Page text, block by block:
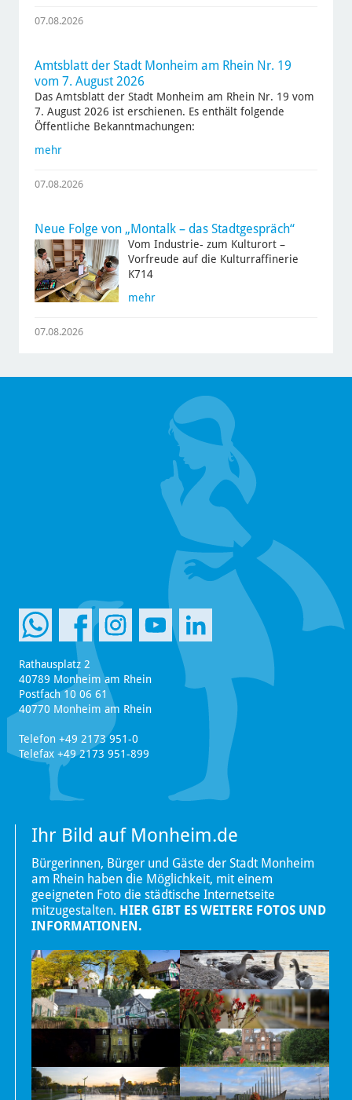
07.08.2026
Amtsblatt der Stadt Monheim am Rhein Nr. 19
vom 7. August 2026
Das Amtsblatt der Stadt Monheim am Rhein Nr. 19 vom
7. August 2026 ist erschienen. Es enthält folgende
Öffentliche Bekanntmachungen:
mehr
07.08.2026
Neue Folge von „Montalk – das Stadtgespräch“
Vom Industrie- zum Kulturort –
Vorfreude auf die Kulturraffinerie
K714
mehr
07.08.2026
Rathausplatz 2
40789 Monheim am Rhein
Postfach 10 06 61
40770 Monheim am Rhein
Telefon +49 2173 951-0
Telefax +49 2173 951-899
Ihr Bild auf Monheim.de
Bürgerinnen, Bürger und Gäste der Stadt Monheim
am Rhein haben die Möglichkeit, mit einem
geeigneten Foto die städtische Internetseite
mitzugestalten. HIER GIBT ES WEITERE FOTOS UND
INFORMATIONEN.